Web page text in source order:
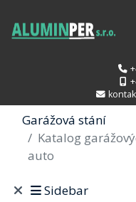
Garážová stání
Katalog
auto
Sidebar